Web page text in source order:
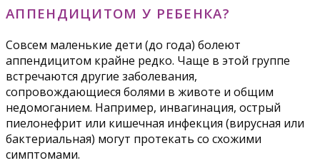
АППЕНДИЦИТОМ У РЕБЕНКА?
Совсем маленькие дети (до года) болеют
аппендицитом крайне редко. Чаще в этой группе
встречаются другие заболевания,
сопровождающиеся болями в животе и общим
недомоганием. Например, инвагинация, острый
пиелонефрит или кишечная инфекция (вирусная или
бактериальная) могут протекать со схожими
симптомами.